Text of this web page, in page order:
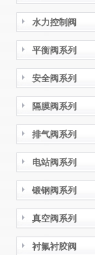
水力控制阀
平衡阀系列
安全阀系列
隔膜阀系列
排气阀系列
电站阀系列
锻钢阀系列
真空阀系列
衬氟衬胶阀